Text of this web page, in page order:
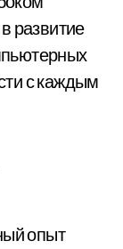
развитие
с каждым
опыт